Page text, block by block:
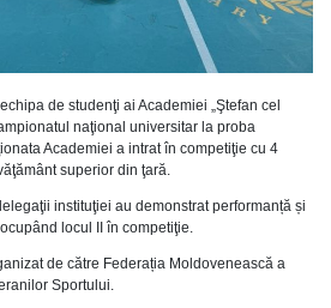
de studenţi ai Academiei „Ştefan cel
naţional universitar la proba
Academiei a intrat în competiţie cu 4
superior din ţară.
instituţiei au demonstrat performanță și
locul II în competiţie.
de către Federația Moldovenească a
Sportului.